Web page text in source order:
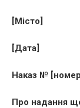
[Місто]
[Дата]
Наказ №
Про надання